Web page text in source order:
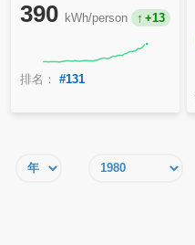
390 kWh/person +13
排名： #131